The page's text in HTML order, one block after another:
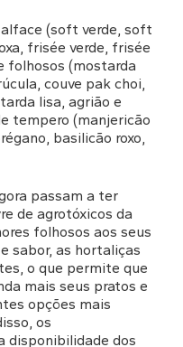
(soft verde, soft
frisée verde, frisée
folhosos (mostarda
couve pak choi,
lisa, agrião e
tempero (manjericão
basilicão roxo,
passam a ter
de agrotóxicos da
folhosos aos seus
sabor, as hortaliças
o que permite que
mais seus pratos e
opções mais
os
disponibilidade dos